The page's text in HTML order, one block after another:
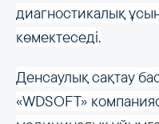
диагностикалық
көмектеседі.
Денсаулық сақтау
«WDSOFT»